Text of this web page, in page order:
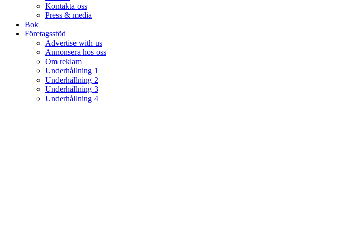
Kontakta oss
Press & media
Bok
Företagsstöd
Advertise with us
Annonsera hos oss
Om reklam
Underhållning 1
Underhållning 2
Underhållning 3
Underhållning 4